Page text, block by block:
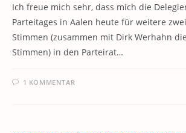
Ich freue mich sehr, dass mich die
Parteitages in Aalen heute für weitere
Stimmen (zusammen mit Dirk Werhahn
Stimmen) in den Parteirat…
1 KOMMENTAR